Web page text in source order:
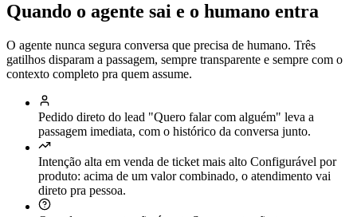
Quando o agente sai e o humano entra
O agente nunca segura conversa que precisa de humano. Três
gatilhos disparam a passagem, sempre transparente e sempre com o
contexto completo pra quem assume.
Pedido direto do lead "Quero falar com alguém" leva a
passagem imediata, com o histórico da conversa junto.
Intenção alta em venda de ticket mais alto Configurável por
produto: acima de um valor combinado, o atendimento vai
direto pra pessoa.